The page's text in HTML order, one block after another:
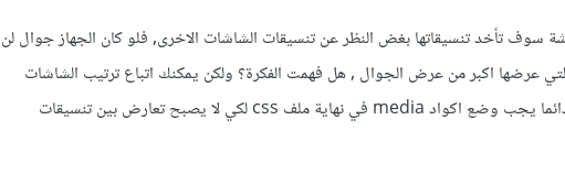
سوف تأخد تنسيقاتها بغض النظر عن تنسيقات الشاشات الاخرى, فلو كان الجهاز جوال لن
عرضها اكبر من عرض الجوال , هل فهمت الفكرة؟ ولكن يمكنك اتباع ترتيب الشاشات
الاعلى عرضا ثم الاقل فالأقل , دائما يجب وضع اكواد media في نهاية ملف css لكي لا يصبح تعارض بين تنسيقات